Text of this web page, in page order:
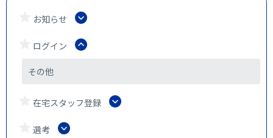
お知らせ
ログイン
その他
在宅スタッフ登録
選考